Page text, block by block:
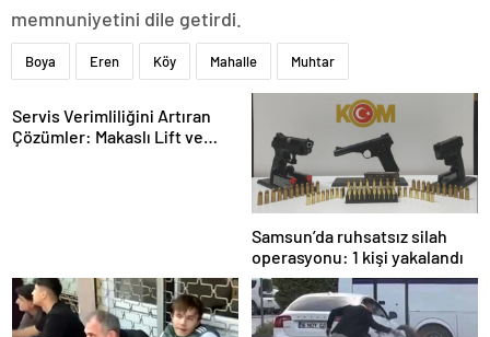
memnuniyetini dile getirdi.
Boya Eren Köy Mahalle Muhtar
Servis Verimliliğini Artıran
Çözümler: Makaslı Lift ve
Samsun’da ruhsatsız silah
operasyonu: 1 kişi yakalandı